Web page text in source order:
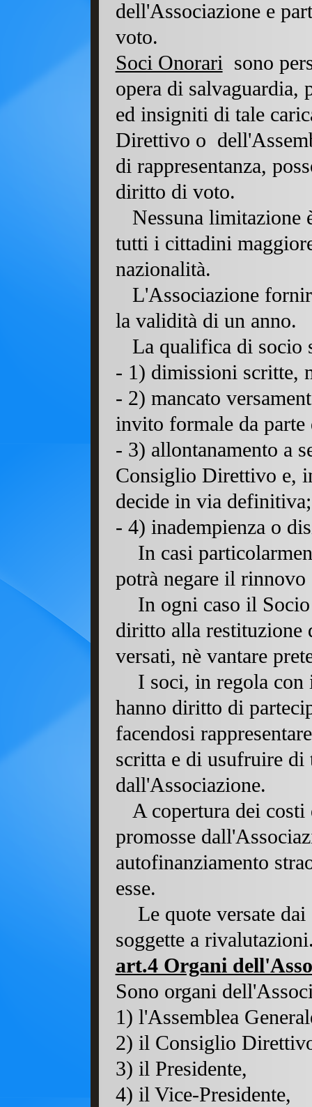
dell'Associazione e
voto.
Soci Onorari sono
opera di salvaguardia,
ed insigniti di tale
Direttivo o
di rappresentanza,
diritto di voto.
Nessuna limitazione
tutti i cittadini
nazionalità.
L'Associazione
la validità di un anno.
La qualifica di socio
- 1) dimissioni scritte,
- 2) mancato
invito formale da
- 3) allontanamento a
Consiglio Direttivo e,
decide in via definitiva;
- 4) inadempienza o
In casi
potrà negare il rinnovo
In ogni caso il
diritto alla restituzione
versati, nè vantare
I soci, in regola con
hanno diritto di
facendosi
scritta e di usufruire
dall'Associazione.
A copertura dei
promosse
autofinanziamento
esse.
Le quote versate
soggette a
art.4 Organi
Sono organi
1) l'Assemblea
2) il Consiglio
3) il Presidente,
4) il Vice-Presidente,